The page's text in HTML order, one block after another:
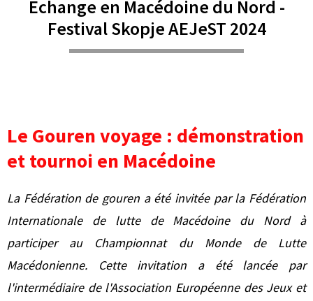
Echange en Macédoine du Nord -
Festival Skopje AEJeST 2024
Le Gouren voyage : démonstration
et tournoi en Macédoine
La Fédération de gouren a été invitée par la Fédération
Internationale de lutte de Macédoine du Nord à
participer au Championnat du Monde de Lutte
Macédonienne. Cette invitation a été lancée par
l'intermédiaire de l'Association Européenne des Jeux et